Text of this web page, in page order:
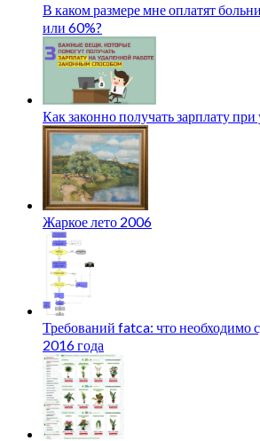
В каком размере мне оплатят
или 60%?
Как законно получать зарплату
Жаркое лето 2006
Требований fatca: что необходимо
2016 года